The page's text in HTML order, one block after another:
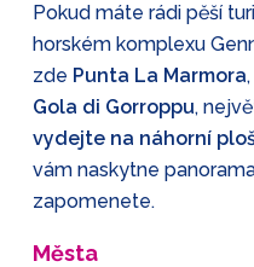
Pokud máte rádi pěší
horském komplexu
zde Punta La Marmora
Gola di Gorroppu,
vydejte na náhorní
vám naskytne
zapomenete.
Města